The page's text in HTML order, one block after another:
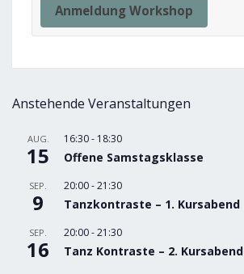
Anmeldung Workshop
Anstehende Veranstaltungen
AUG.
15
16:30- 18:30
Offene Samstagsklasse
SEP.
9
20:00-21:30
Tanzkontraste – 1. Kursabend
SEP.
16
20:00-21:30
Tanz Kontraste – 2. Kursabend